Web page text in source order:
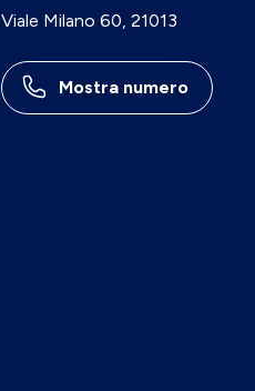
Viale Milano 60, 21013
Mostra numero